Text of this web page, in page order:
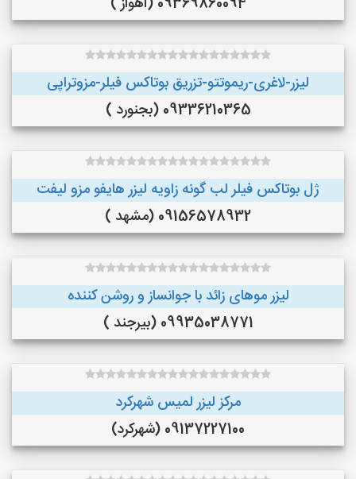
لیزر-لاغری-ریموتتو-تزریق بوتاکس فیلر-مزوتراپی
09336210365 (بجنورد )
ژل بوتاکس فیلر لب گونه زاویه لیزر هایفو مزو لیفت
09156578932 (مشهد )
لیزر موهای زائد با جوانساز و روشن کننده
09935038771 (بیرجند )
مرکز لیزر لمیس شهرکرد
09137227100 (شهرکرد)